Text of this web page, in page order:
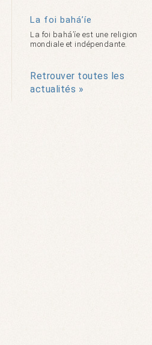
La foi bahá’íe
La foi bahá’íe est une religion
mondiale et indépendante.
Retrouver toutes les
actualités »